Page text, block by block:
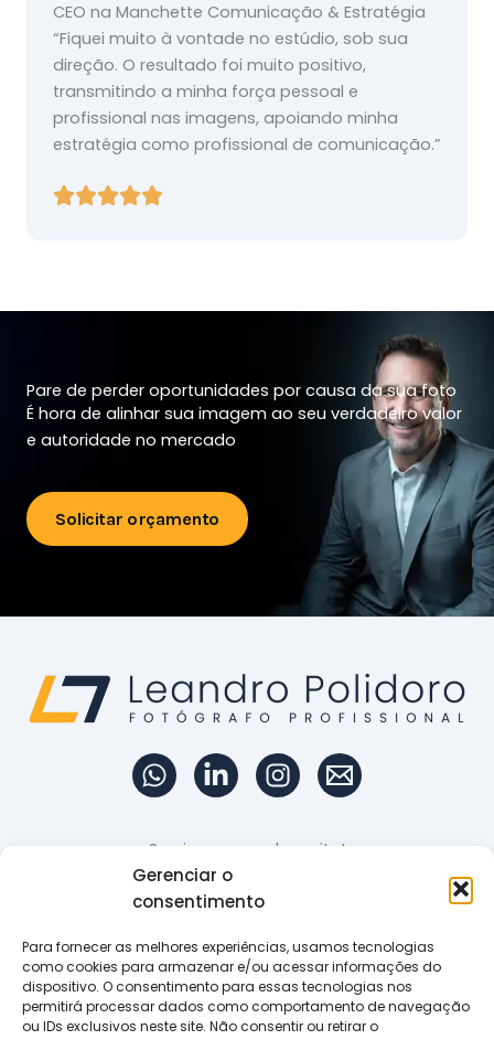
Gerenciar o
consentimento
Para fornecer as melhores experiências, usamos tecnologias
como cookies para armazenar e/ou acessar informações do
dispositivo. O consentimento para essas tecnologias nos
permitirá processar dados como comportamento de navegação
ou IDs exclusivos neste site. Não consentir ou retirar o
CEO na Manchette Comunicação & Estratégia
“Fiquei muito à vontade no estúdio, sob sua
direção. O resultado foi muito positivo,
transmitindo a minha força pessoal e
profissional nas imagens, apoiando minha
estratégia como profissional de comunicação.”
Pare de perder oportunidades por causa da sua foto
É hora de alinhar sua imagem ao seu verdadeiro valor
e autoridade no mercado
Solicitar orçamento
Sua imagem vale muito!
Retratos profissionais